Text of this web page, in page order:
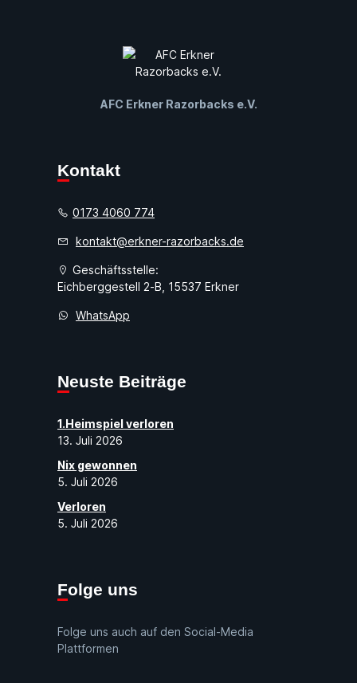
AFC Erkner Razorbacks e.V.
Kontakt
0173 4060 774
kontakt@erkner-razorbacks.de
Geschäftsstelle:
Eichberggestell 2-B, 15537 Erkner
WhatsApp
Neuste Beiträge
1.Heimspiel verloren
13. Juli 2026
Nix gewonnen
5. Juli 2026
Verloren
5. Juli 2026
Folge uns
Folge uns auch auf den Social-Media
Plattformen